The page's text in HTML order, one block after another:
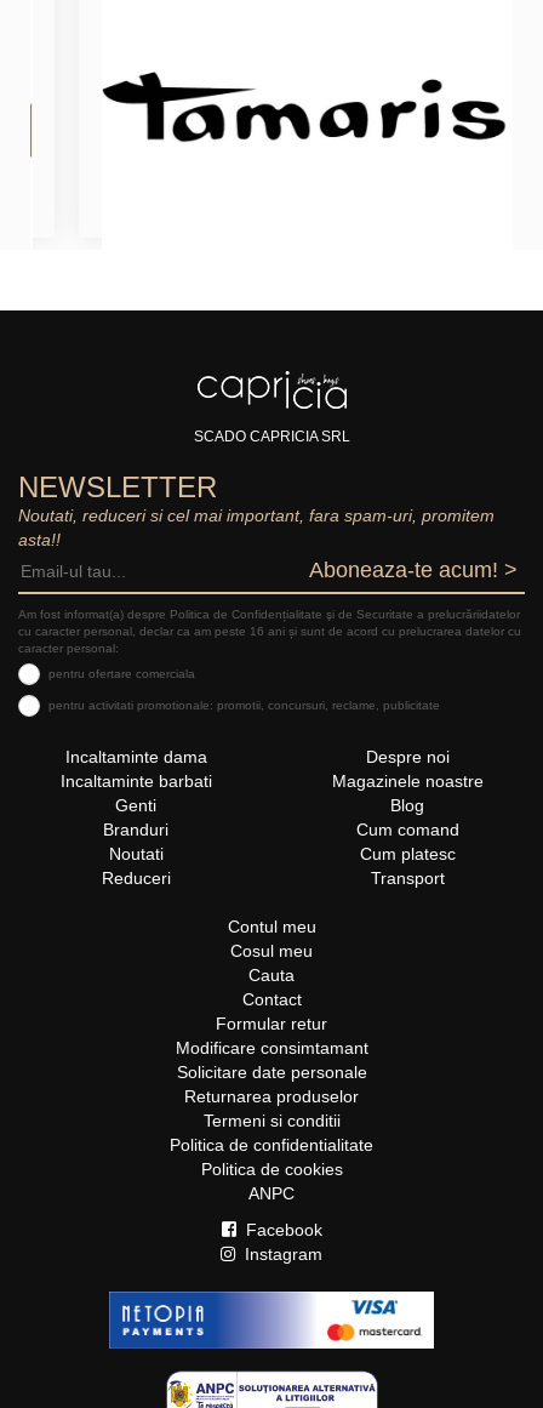
SCADO CAPRICIA SRL
NEWSLETTER
Noutati, reduceri si cel mai important, fara spam-uri, promitem
asta!!
Aboneaza-te acum! >
Am fost informat(a) despre Politica de Confidențialitate şi de Securitate a prelucrăriidatelor
cu caracter personal, declar ca am peste 16 ani și sunt de acord cu prelucrarea datelor cu
caracter personal:
pentru ofertare comerciala
pentru activitati promotionale: promotii, concursuri, reclame, publicitate
Incaltaminte dama
Incaltaminte barbati
Genti
Branduri
Noutati
Reduceri
Despre noi
Magazinele noastre
Blog
Cum comand
Cum platesc
Transport
Contul meu
Cosul meu
Cauta
Contact
Formular retur
Modificare consimtamant
Solicitare date personale
Returnarea produselor
Termeni si conditii
Politica de confidentialitate
Politica de cookies
ANPC
Facebook
Instagram